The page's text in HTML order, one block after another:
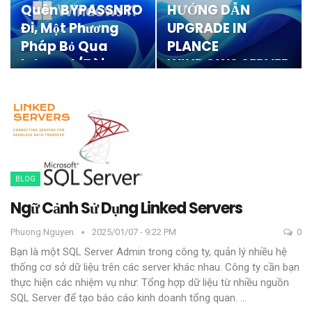
Quên BYPASSNRO
Đi, Một Phương
Pháp Bỏ Qua
Internet/tài
HƯỚNG DẪN
UPGRADE IN
PLANCE
WINDOWS SERVER
BLOG
Ngữ Cảnh Sử Dụng Linked Servers
Phuong.nguyen 2025/01/07 - 9:22 PM 0
Bạn là một SQL Server Admin trong công ty, quản lý nhiều hệ
thống cơ sở dữ liệu trên các server khác nhau. Công ty cần bạn
thực hiện các nhiệm vụ như: Tổng hợp dữ liệu từ nhiều nguồn
SQL Server để tạo báo cáo kinh doanh tổng quan. …